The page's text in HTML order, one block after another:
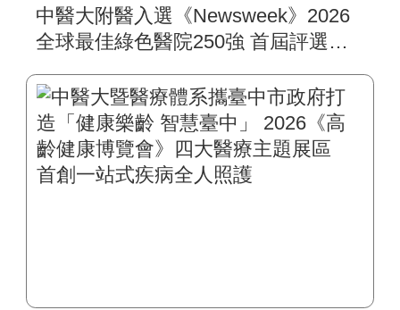
中醫大附醫入選《Newsweek》2026
全球最佳綠色醫院250強 首屆評選即
標居臺灣最佳